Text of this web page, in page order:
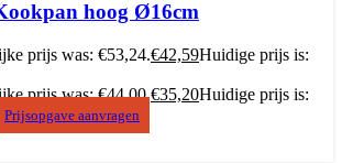
hoog Ø16cm
prijs was: €53,24.€42,59Huidige prijs is:
prijs was: €44,00.€35,20Huidige prijs is:
Prijsopgave aanvragen